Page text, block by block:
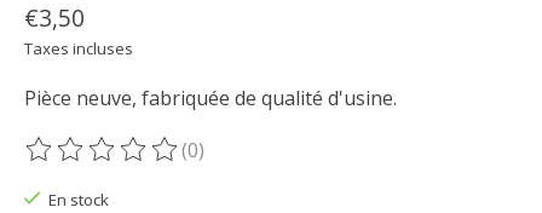
€3,50
Taxes incluses
Pièce neuve, fabriquée de qualité d'usine.
Ce produit est évalué à
(0)
En stock